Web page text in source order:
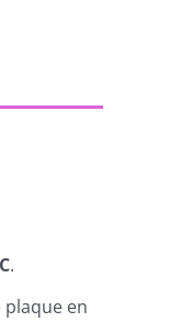
.
en